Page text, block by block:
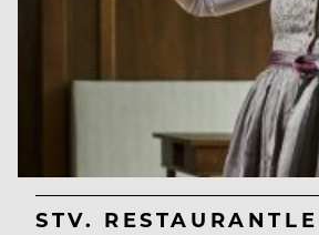
STV.